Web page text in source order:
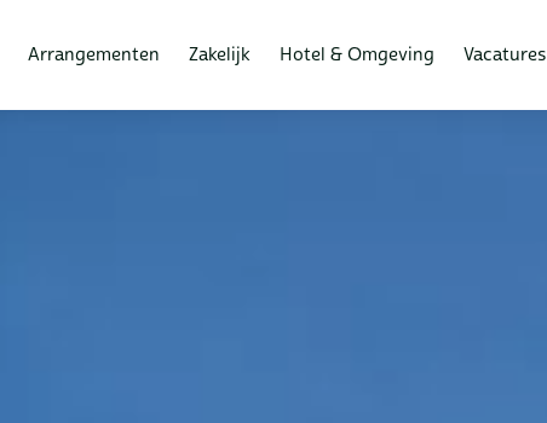
Arrangementen Zakelijk Hotel & Omgeving Vacatures